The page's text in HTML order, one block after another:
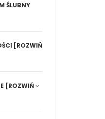
ŚLUBNY
[ROZWIŃ
[ROZWIŃ